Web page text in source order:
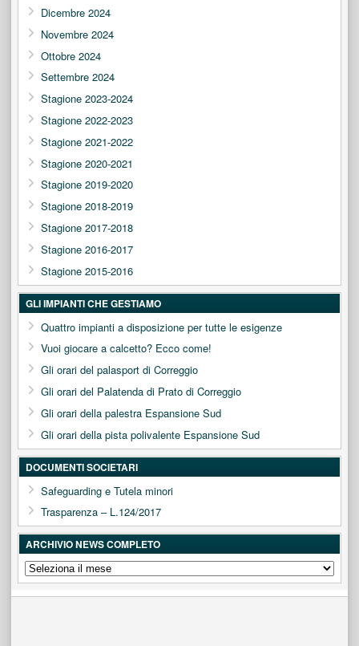
Dicembre 2024
Novembre 2024
Ottobre 2024
Settembre 2024
Stagione 2023-2024
Stagione 2022-2023
Stagione 2021-2022
Stagione 2020-2021
Stagione 2019-2020
Stagione 2018-2019
Stagione 2017-2018
Stagione 2016-2017
Stagione 2015-2016
GLI IMPIANTI CHE GESTIAMO
Quattro impianti a disposizione per tutte le esigenze
Vuoi giocare a calcetto? Ecco come!
Gli orari del palasport di Correggio
Gli orari del Palatenda di Prato di Correggio
Gli orari della palestra Espansione Sud
Gli orari della pista polivalente Espansione Sud
DOCUMENTI SOCIETARI
Safeguarding e Tutela minori
Trasparenza – L.124/2017
ARCHIVIO NEWS COMPLETO
ARCHIVIO
NEWS
COMPLETO